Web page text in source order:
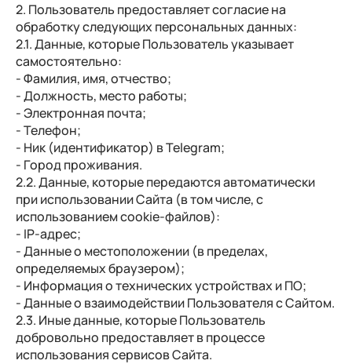
2. Пользователь предоставляет согласие на
обработку следующих персональных данных:
2.1. Данные, которые Пользователь указывает
самостоятельно:
- Фамилия, имя, отчество;
- Должность, место работы;
- Электронная почта;
- Телефон;
- Ник (идентификатор) в Telegram;
- Город проживания.
2.2. Данные, которые передаются автоматически
при использовании Сайта (в том числе, с
использованием cookie-файлов):
- IP-адрес;
- Данные о местоположении (в пределах,
определяемых браузером);
- Информация о технических устройствах и ПО;
- Данные о взаимодействии Пользователя с Сайтом.
2.3. Иные данные, которые Пользователь
добровольно предоставляет в процессе
использования сервисов Сайта.